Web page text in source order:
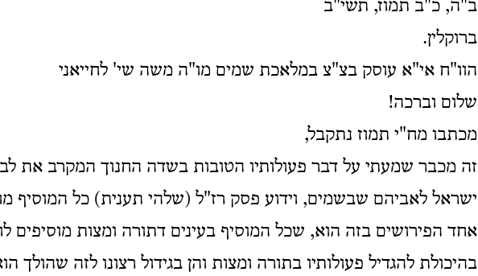
ב"ה, כ"ב תמוז, תשי"ב
ברוקלין.
הוו"ח אי"א עוסק בצ"צ במלאכת שמים מו"ה משה שי' לחייאני
שלום וברכה!
מכתבו מח"י תמוז נתקבל,
זה מכבר שמעתי על דבר פעולותיו הטובות בשדה החנוך המקרב את
ישראל לאביהם שבשמים, וידוע פסק רז"ל (שלהי תענית) כל המוסיף
אחד הפירושים בזה הוא, שכל המוסיף בעינים דתורה ומצות מוסיפים
בהיכולת להגדיל פעולותיו בתורה ומצות והן בגידול רצונו לזה שהולך